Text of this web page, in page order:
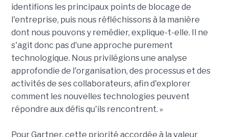
identifions les principaux points de blocage de
l'entreprise, puis nous réfléchissons à la manière
dont nous pouvons y remédier, explique-t-elle. Il ne
s'agit donc pas d'une approche purement
technologique. Nous privilégions une analyse
approfondie de l'organisation, des processus et des
activités de ses collaborateurs, afin d'explorer
comment les nouvelles technologies peuvent
répondre aux défis qu'ils rencontrent. »
Pour Gartner, cette priorité accordée à la valeur